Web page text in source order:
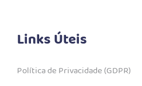
Links Úteis
Política de Privacidade (GDPR)